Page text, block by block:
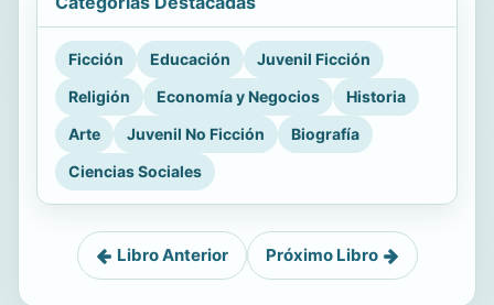
Ficción Educación
Juvenil Ficción
Religión
Economía y Negocios
Historia
Arte
Juvenil No Ficción
Biografía
Ciencias Sociales
Libro Anterior Próximo Libro